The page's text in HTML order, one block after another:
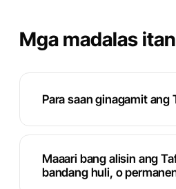
Mga madalas
Para saan ginagamit ang
Maaari bang alisin ang
bandang huli, o